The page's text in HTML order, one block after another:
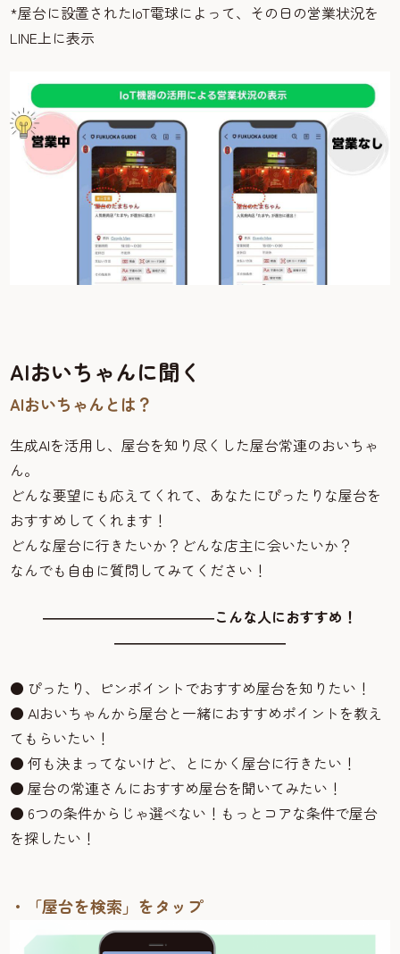
*屋台に設置されたIoT電球によって、その日の営業状況を
LINE上に表示
AIおいちゃんに聞く
AIおいちゃんとは？
生成AIを活用し、屋台を知り尽くした屋台常連のおいちゃ
ん。
どんな要望にも応えてくれて、あなたにぴったりな屋台を
おすすめしてくれます！
どんな屋台に行きたいか？どんな店主に会いたいか？
なんでも自由に質問してみてください！
――――――――――――こんな人におすすめ！
――――――――――――
● ぴったり、ピンポイントでおすすめ屋台を知りたい！
● AIおいちゃんから屋台と一緒におすすめポイントを教え
てもらいたい！
● 何も決まってないけど、とにかく屋台に行きたい！
● 屋台の常連さんにおすすめ屋台を聞いてみたい！
● 6つの条件からじゃ選べない！もっとコアな条件で屋台
を探したい！
・「屋台を検索」をタップ